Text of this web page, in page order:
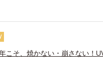
こそ、焼かない・崩さない！